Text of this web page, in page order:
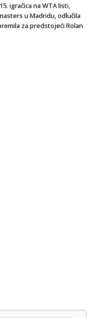
igračica na WTA listi,
u Madridu, odlučila
za predstojeći Rolan